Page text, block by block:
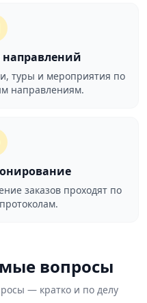
туры и мероприятия по
направлениям.
заказов проходят по
вопросы
— кратко и по делу